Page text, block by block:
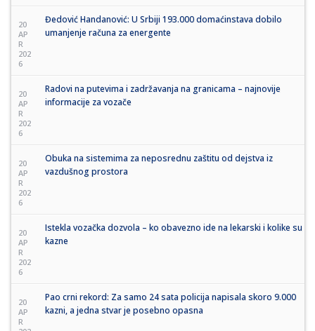
20
AP
R
202
6
Đedović Handanović: U Srbiji 193.000 domaćinstava dobilo
umanjenje računa za energente
20
AP
R
202
6
Radovi na putevima i zadržavanja na granicama – najnovije
informacije za vozače
20
AP
R
202
6
Obuka na sistemima za neposrednu zaštitu od dejstva iz
vazdušnog prostora
20
AP
R
202
6
Istekla vozačka dozvola – ko obavezno ide na lekarski i kolike su
kazne
20
AP
R
Pao crni rekord: Za samo 24 sata policija napisala skoro 9.000
kazni, a jedna stvar je posebno opasna